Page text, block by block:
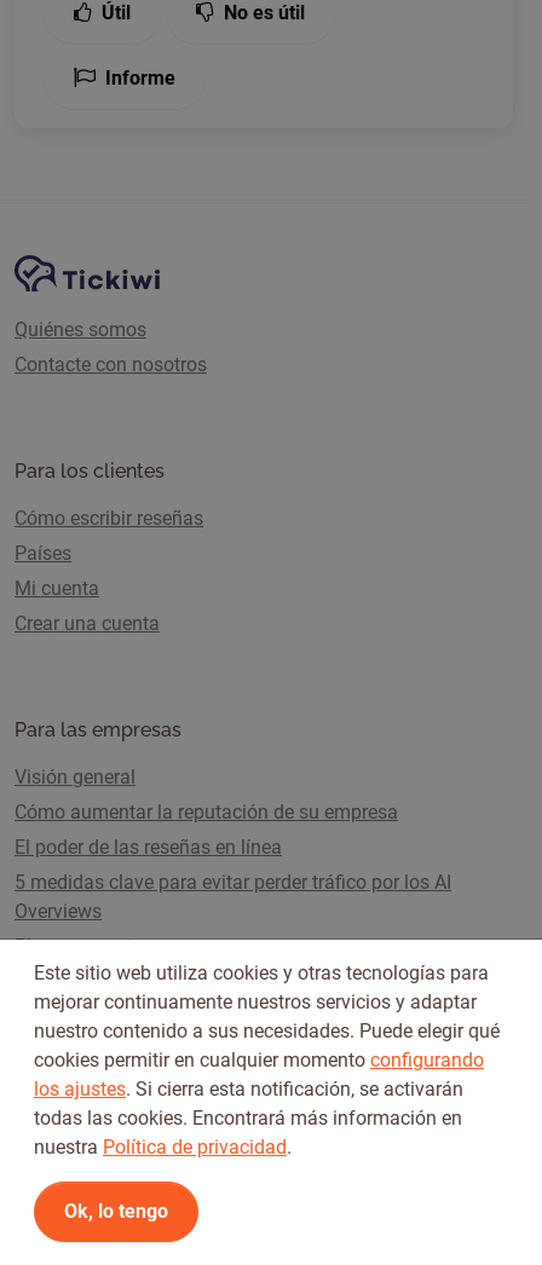
Útil No es útil
Informe
Navegación del sitio
Plataforma Tickiwi
Quiénes somos
Contacte con nosotros
Para los clientes
Cómo escribir reseñas
Países
Mi cuenta
Crear una cuenta
Para las empresas
Visión general
Cómo aumentar la reputación de su empresa
El poder de las reseñas en línea
5 medidas clave para evitar perder tráfico por los AI
Overviews
Planes y precios
Síguenos en
Este sitio web utiliza cookies y otras tecnologías para
mejorar continuamente nuestros servicios y adaptar
nuestro contenido a sus necesidades. Puede elegir qué
cookies permitir en cualquier momento configurando
los ajustes. Si cierra esta notificación, se activarán
todas las cookies. Encontrará más información en
nuestra Política de privacidad.
Ok, lo tengo